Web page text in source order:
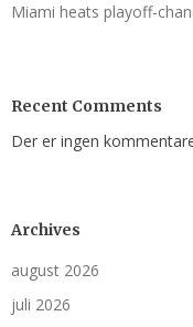
Miami heats playoff-
Recent Comments
Der er ingen
Archives
august 2026
juli 2026